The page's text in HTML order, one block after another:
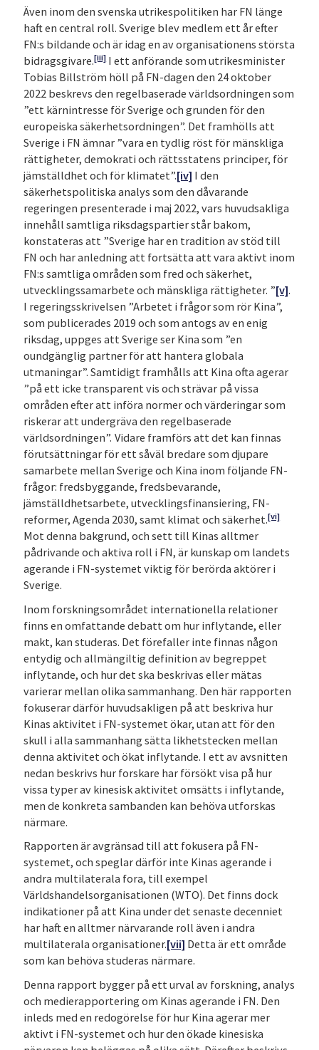
Även inom den svenska utrikespolitiken har FN länge
haft en central roll. Sverige blev medlem ett år efter
FN:s bildande och är idag en av organisationens största
bidragsgivare.[iii]I ett anförande som utrikesminister
Tobias Billström höll på FN-dagen den 24 oktober
2022 beskrevs den regelbaserade världsordningen som
”ett kärnintresse för Sverige och grunden för den
europeiska säkerhetsordningen”. Det framhölls att
Sverige i FN ämnar ”vara en tydlig röst för mänskliga
rättigheter, demokrati och rättsstatens principer, för
jämställdhet och för klimatet”.[iv] I den
säkerhetspolitiska analys som den dåvarande
regeringen presenterade i maj 2022, vars huvudsakliga
innehåll samtliga riksdagspartier står bakom,
konstateras att ”Sverige har en tradition av stöd till
FN och har anledning att fortsätta att vara aktivt inom
FN:s samtliga områden som fred och säkerhet,
utvecklingssamarbete och mänskliga rättigheter. ”[v].
I regeringsskrivelsen ”Arbetet i frågor som rör Kina”,
som publicerades 2019 och som antogs av en enig
riksdag, uppges att Sverige ser Kina som ”en
oundgänglig partner för att hantera globala
utmaningar”. Samtidigt framhålls att Kina ofta agerar
”på ett icke transparent vis och strävar på vissa
områden efter att införa normer och värderingar som
riskerar att undergräva den regelbaserade
världsordningen”. Vidare framförs att det kan finnas
förutsättningar för ett såväl bredare som djupare
samarbete mellan Sverige och Kina inom följande FN-
frågor: fredsbyggande, fredsbevarande,
jämställdhetsarbete, utvecklingsfinansiering, FN-
reformer, Agenda 2030, samt klimat och säkerhet.[vi]
Mot denna bakgrund, och sett till Kinas alltmer
pådrivande och aktiva roll i FN, är kunskap om landets
agerande i FN-systemet viktig för berörda aktörer i
Sverige.
Inom forskningsområdet internationella relationer
finns en omfattande debatt om hur inflytande, eller
makt, kan studeras. Det förefaller inte finnas någon
entydig och allmängiltig definition av begreppet
inflytande, och hur det ska beskrivas eller mätas
varierar mellan olika sammanhang. Den här rapporten
fokuserar därför huvudsakligen på att beskriva hur
Kinas aktivitet i FN-systemet ökar, utan att för den
skull i alla sammanhang sätta likhetstecken mellan
denna aktivitet och ökat inflytande. I ett av avsnitten
nedan beskrivs hur forskare har försökt visa på hur
vissa typer av kinesisk aktivitet omsätts i inflytande,
men de konkreta sambanden kan behöva utforskas
närmare.
Rapporten är avgränsad till att fokusera på FN-
systemet, och speglar därför inte Kinas agerande i
andra multilaterala fora, till exempel
Världshandelsorganisationen (WTO). Det finns dock
indikationer på att Kina under det senaste decenniet
har haft en alltmer närvarande roll även i andra
multilaterala organisationer.[vii] Detta är ett område
som kan behöva studeras närmare.
Denna rapport bygger på ett urval av forskning, analys
och medierapportering om Kinas agerande i FN. Den
inleds med en redogörelse för hur Kina agerar mer
aktivt i FN-systemet och hur den ökade kinesiska